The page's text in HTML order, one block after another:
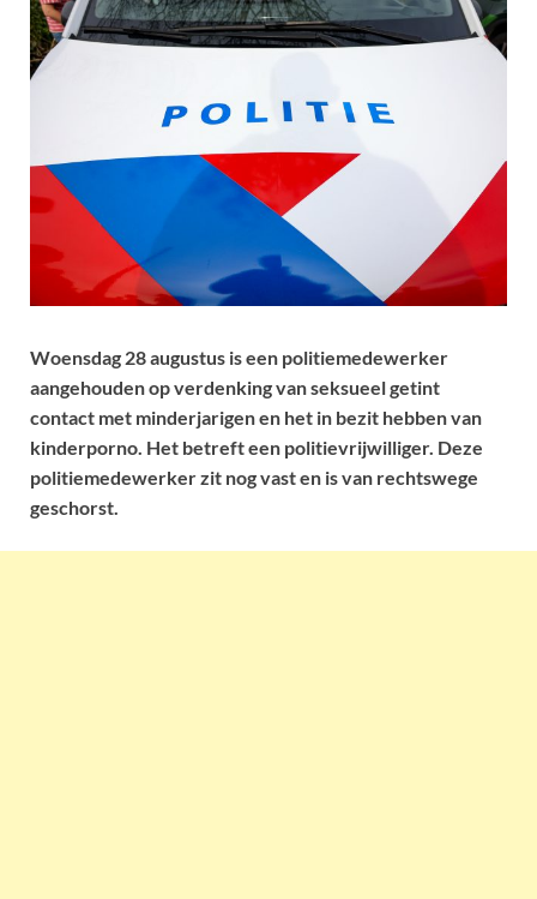
Woensdag 28 augustus is een politiemedewerker
aangehouden op verdenking van seksueel getint
contact met minderjarigen en het in bezit hebben van
kinderporno. Het betreft een politievrijwilliger. Deze
politiemedewerker zit nog vast en is van rechtswege
geschorst.